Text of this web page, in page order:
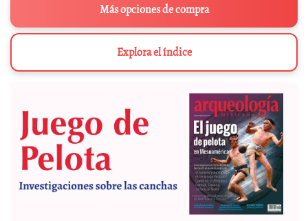
Más opciones de compra
Explora el índice